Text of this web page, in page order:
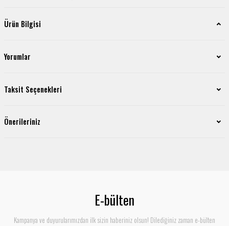
Ürün Bilgisi
Yorumlar
Taksit Seçenekleri
Önerileriniz
E-bülten
Kampanya ve duyurularımızdan ilk sizin haberiniz olsun! Dilediğiniz zaman e-bülten